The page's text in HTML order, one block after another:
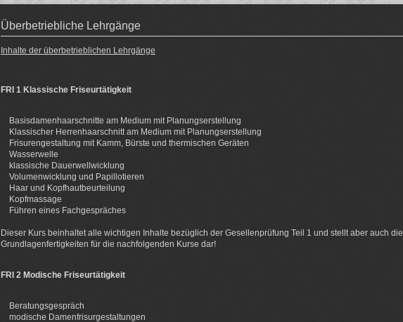
Überbetriebliche Lehrgänge
Inhalte der überbetrieblichen Lehrgänge
FRI 1 Klassische Friseurtätigkeit
Basisdamenhaarschnitte am Medium mit Planungserstellung
Klassischer Herrenhaarschnitt am Medium mit Planungserstellung
Frisurengestaltung mit Kamm, Bürste und thermischen Geräten
Wasserwelle
klassische Dauerwellwicklung
Volumenwicklung und Papillotieren
Haar und Kopfhautbeurteilung
Kopfmassage
Führen eines Fachgespräches
Dieser Kurs beinhaltet alle wichtigen Inhalte bezüglich der Gesellenprüfung Teil 1 und stellt aber auch die
Grundlagenfertigkeiten für die nachfolgenden Kurse dar!
FRI 2 Modische Friseurtätigkeit
Beratungsgespräch
modische Damenfrisurgestaltungen